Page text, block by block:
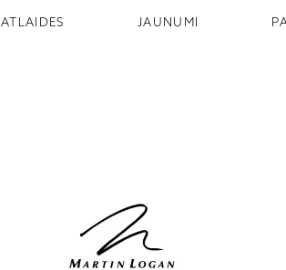
ATLAIDES JAUNUMI